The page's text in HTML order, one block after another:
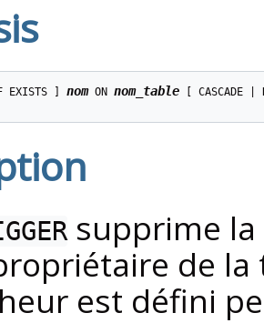
EXISTS ] nom ON nom_table [ CASCADE |
supprime la
de
est défini